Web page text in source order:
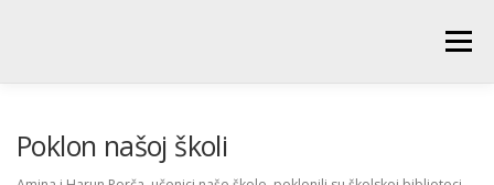
Menu
Poklon našoj školi